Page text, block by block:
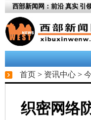
西部新闻网：前沿 真实 引
首页 > 资讯中心 >
织密网络